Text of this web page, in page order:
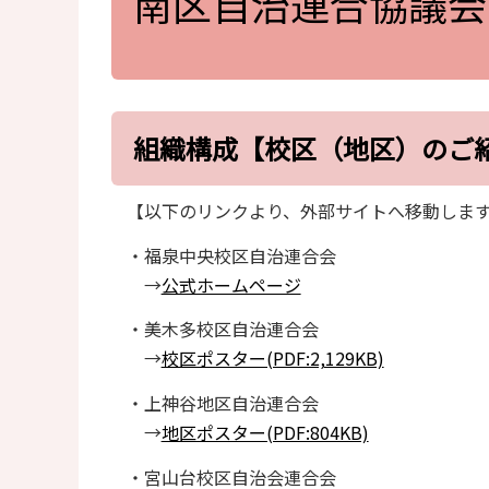
組織構成【校区（地区）のご
【以下のリンクより、外部サイトへ移動します
・福泉中央校区自治連合会
→公式ホームページ
・美木多校区自治連合会
→校区ポスター(PDF:2,129KB)
・上神谷地区自治連合会
→地区ポスター(PDF:804KB)
・宮山台校区自治会連合会